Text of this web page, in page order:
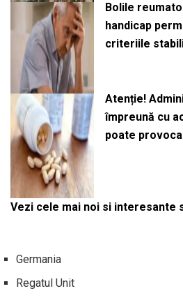
Bolile
handicap
criteriile
Atenție!
împreună cu
poate
Vezi cele mai noi si interesante
Germania
Regatul Unit